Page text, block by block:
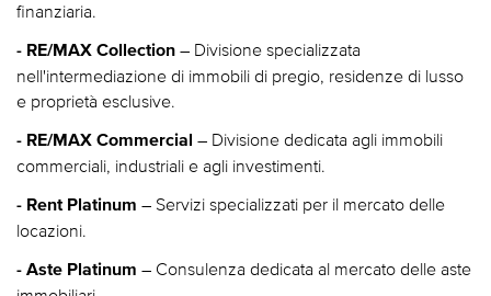
finanziaria.
- RE/MAX Collection – Divisione specializzata
nell'intermediazione di immobili di pregio, residenze di lusso
e proprietà esclusive.
- RE/MAX Commercial – Divisione dedicata agli immobili
commerciali, industriali e agli investimenti.
- Rent Platinum – Servizi specializzati per il mercato delle
locazioni.
- Aste Platinum – Consulenza dedicata al mercato delle aste